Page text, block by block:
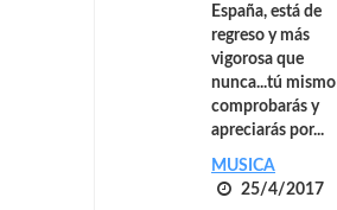
España, está de
regreso y más
vigorosa que
nunca...tú mismo
comprobarás y
apreciarás por...
MUSICA
25/4/2017